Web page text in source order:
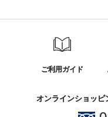
ご利用ガイド
オンラインショッピ